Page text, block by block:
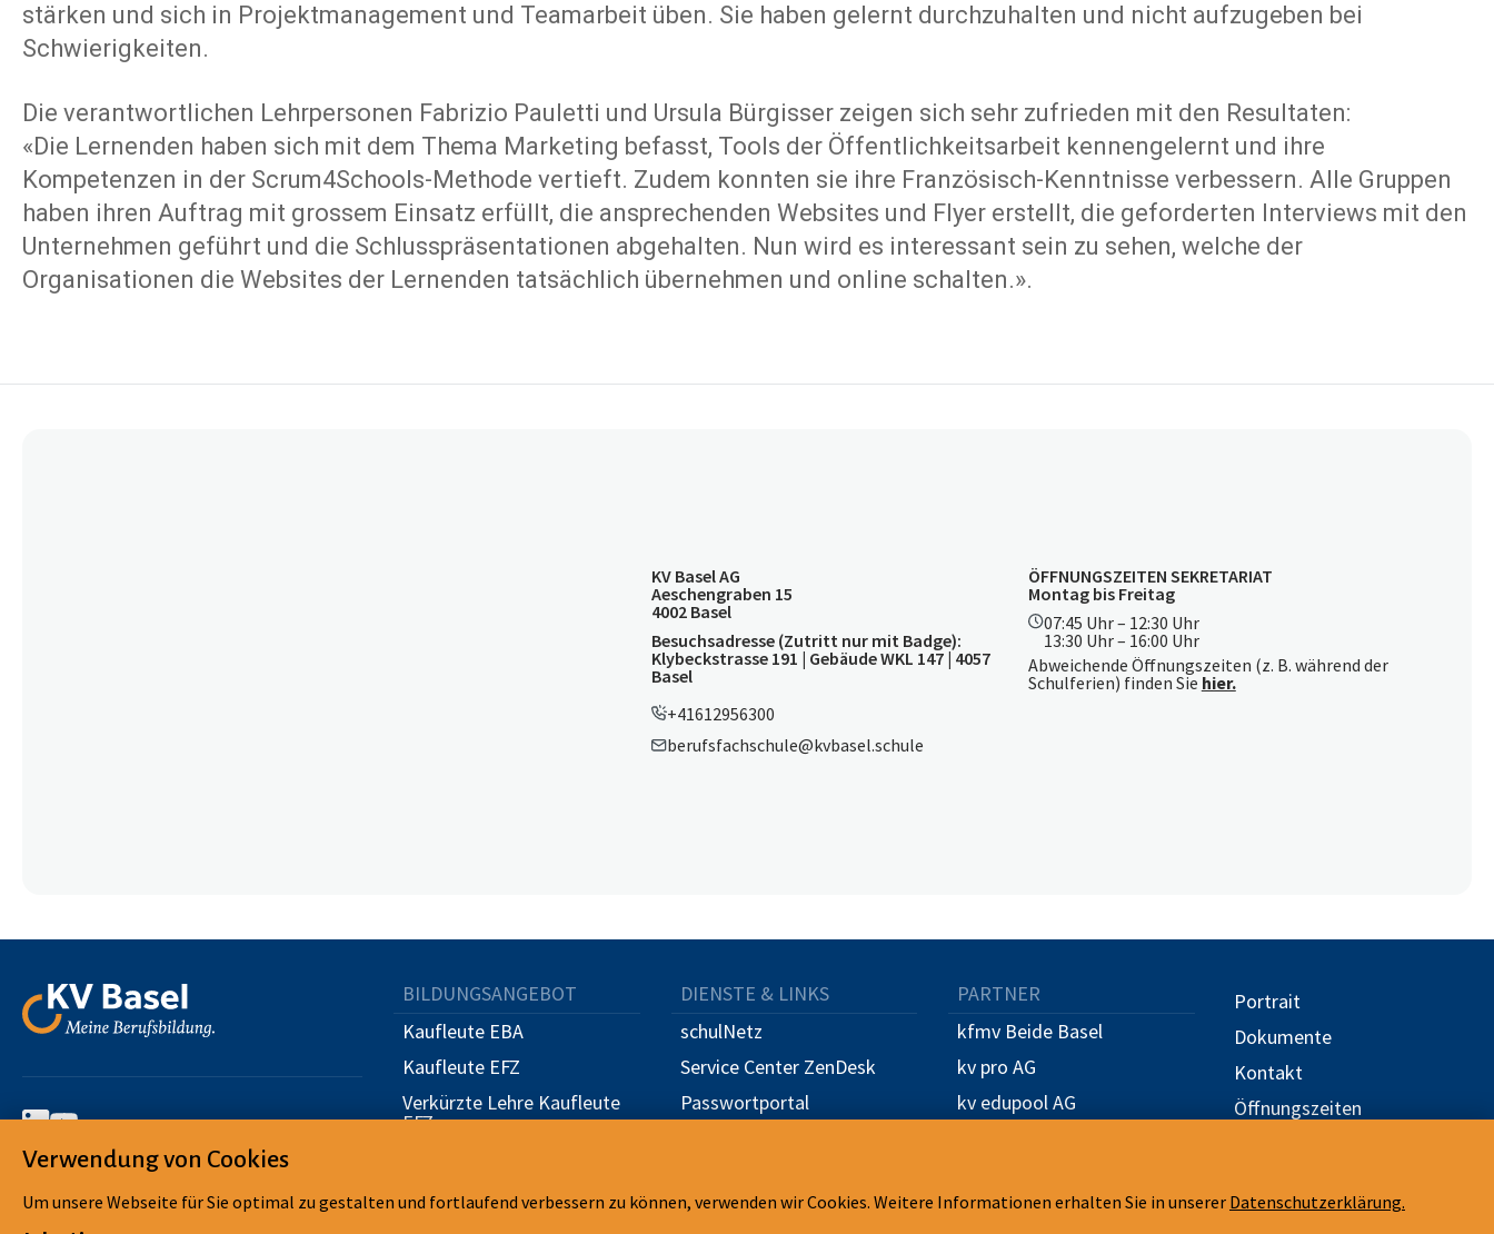
stärken und sich in Projektmanagement und Teamarbeit üben. Sie haben gelernt durchzuhalten und nicht aufzugeben bei
Schwierigkeiten.
Die verantwortlichen Lehrpersonen Fabrizio Pauletti und Ursula Bürgisser zeigen sich sehr zufrieden mit den Resultaten:
«Die Lernenden haben sich mit dem Thema Marketing befasst, Tools der Öffentlichkeitsarbeit kennengelernt und ihre
Kompetenzen in der Scrum4Schools-Methode vertieft. Zudem konnten sie ihre Französisch-Kenntnisse verbessern. Alle Gruppen
haben ihren Auftrag mit grossem Einsatz erfüllt, die ansprechenden Websites und Flyer erstellt, die geforderten Interviews mit den
Unternehmen geführt und die Schlusspräsentationen abgehalten. Nun wird es interessant sein zu sehen, welche der
Organisationen die Websites der Lernenden tatsächlich übernehmen und online schalten.».
KV Basel AG
Aeschengraben 15
4002 Basel
Besuchsadresse (Zutritt nur mit Badge):
Klybeckstrasse 191 | Gebäude WKL 147 | 4057
Basel
+41612956300
berufsfachschule@kvbasel.schule
ÖFFNUNGSZEITEN SEKRETARIAT
Montag bis Freitag
07:45 Uhr – 12:30 Uhr
13:30 Uhr – 16:00 Uhr
Abweichende Öffnungszeiten (z. B. während der
Schulferien) finden Sie hier.
© KV Basel – Meine Berufsbildung
BILDUNGSANGEBOT
Kaufleute EBA
Kaufleute EFZ
Verkürzte Lehre Kaufleute
EFZ
Berufsmaturität BM 1
DIENSTE & LINKS
schulNetz
Service Center ZenDesk
Passwortportal
MS Office 365
PARTNER
kfmv Beide Basel
kv pro AG
kv edupool AG
Portrait
Dokumente
Kontakt
Öffnungszeiten
Qualitätsmanagement
Verwendung von Cookies
Um unsere Webseite für Sie optimal zu gestalten und fortlaufend verbessern zu können, verwenden wir Cookies. Weitere Informationen erhalten Sie in unserer Datenschutzerklärung.